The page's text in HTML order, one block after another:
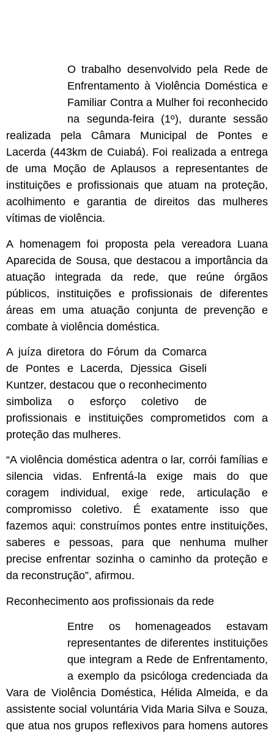
O trabalho desenvolvido pela Rede de
Enfrentamento à Violência Doméstica e
Familiar Contra a Mulher foi reconhecido
na segunda-feira (1º), durante sessão
realizada pela Câmara Municipal de Pontes e
Lacerda (443km de Cuiabá). Foi realizada a entrega
de uma Moção de Aplausos a representantes de
instituições e profissionais que atuam na proteção,
acolhimento e garantia de direitos das mulheres
vítimas de violência.
A homenagem foi proposta pela vereadora Luana
Aparecida de Sousa, que destacou a importância da
atuação integrada da rede, que reúne órgãos
públicos, instituições e profissionais de diferentes
áreas em uma atuação conjunta de prevenção e
combate à violência doméstica.
A juíza diretora do Fórum da Comarca
de Pontes e Lacerda, Djessica Giseli
Kuntzer, destacou que o reconhecimento
simboliza o esforço coletivo de
profissionais e instituições comprometidos com a
proteção das mulheres.
“A violência doméstica adentra o lar, corrói famílias e
silencia vidas. Enfrentá-la exige mais do que
coragem individual, exige rede, articulação e
compromisso coletivo. É exatamente isso que
fazemos aqui: construímos pontes entre instituições,
saberes e pessoas, para que nenhuma mulher
precise enfrentar sozinha o caminho da proteção e
da reconstrução”, afirmou.
Reconhecimento aos profissionais da rede
Entre os homenageados estavam
representantes de diferentes instituições
que integram a Rede de Enfrentamento,
a exemplo da psicóloga credenciada da
Vara de Violência Doméstica, Hélida Almeida, e da
assistente social voluntária Vida Maria Silva e Souza,
que atua nos grupos reflexivos para homens autores